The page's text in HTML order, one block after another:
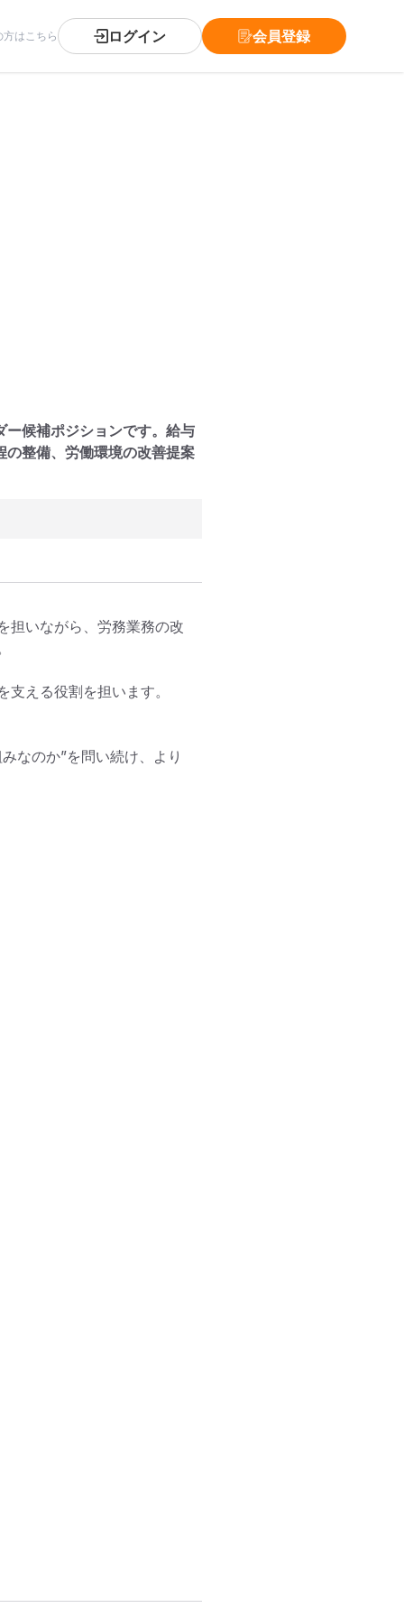
はこちら ログイン 会員登録
候補ポジションです。給与
整備、労働環境の改善提案
担いながら、労務業務の改
える役割を担います。
なのか”を問い続け、より